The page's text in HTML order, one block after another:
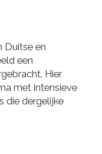
en
een
Hier
met intensieve
die dergelijke